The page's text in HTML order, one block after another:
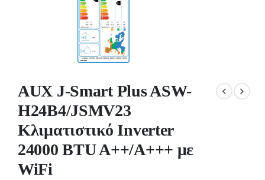
AUX J-Smart Plus ASW-
H24B4/JSMV23
Κλιματιστικό Inverter
24000 BTU A++/A+++ με
WiFi